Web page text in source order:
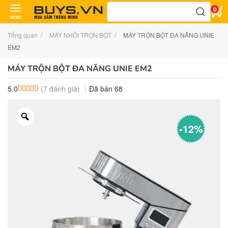
MENU
Tìm
0
Tổng quan MÁY NHỒI TRỘN BỘT
MÁY TRỘN BỘT ĐA NĂNG UNIE
EM2
MÁY TRỘN BỘT ĐA NĂNG UNIE EM2
5.0 5.0 trên 5 dựa trên
7 đánh giá
(7 đánh giá) Đã bán 68
-12%